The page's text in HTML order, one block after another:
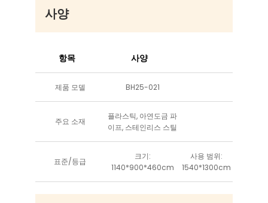
사양
항목 사양
제품 모델 BH25-021
주요 소재
플라스틱, 아연도금 파
이프, 스테인리스 스틸
표준/등급
크기:
1140*900*460cm
사용 범위:
1540*1300cm